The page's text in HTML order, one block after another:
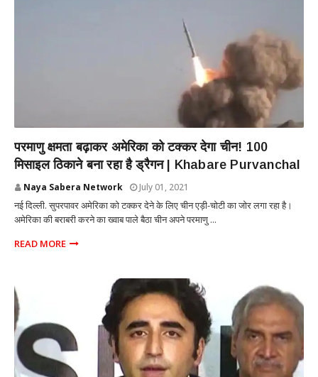
परमाणु क्षमता बढ़ाकर अमेरिका को टक्कर देगा चीन! 100
मिसाइल ठिकाने बना रहा है ड्रैगन | Khabare Purvanchal
Naya Sabera Network July 01, 2021
नई दिल्ली. सुपरपावर अमेरिका को टक्कर देने के लिए चीन एड़ी-चोटी का जोर लगा रहा है।
अमेरिका की बराबरी करने का ख्वाब पाले बैठा चीन अपने परमाणु ...
READ MORE